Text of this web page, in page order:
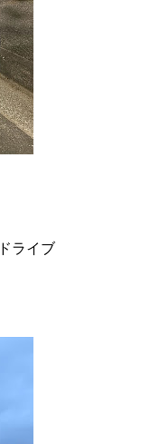
ライブ